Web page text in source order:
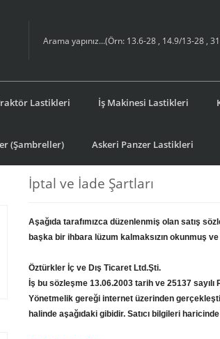
Lastikleri İş Makinesi Lastikleri
(Şambreller) Askeri Panzer Lastikleri
İptal ve İade Şartları
Aşağıda tarafımızca düzenlenmiş olan satış
başka bir ihbara lüzum kalmaksızın okunmuş
Öztürkler İç ve Dış Ticaret Ltd.Şti.
İş bu sözleşme 13.06.2003 tarih ve 25137
Yönetmelik gereği internet üzerinden
halinde aşağıdaki gibidir. Satıcı bilgileri